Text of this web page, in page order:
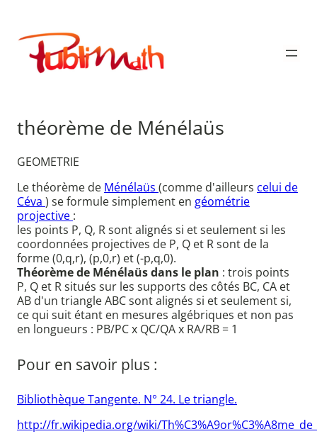
contenu
Publimath
théorème de Ménélaüs
GEOMETRIE
Le théorème de Ménélaüs (comme d'ailleurs celui de
Céva ) se formule simplement en géométrie
projective :
les points P, Q, R sont alignés si et seulement si les
coordonnées projectives de P, Q et R sont de la
forme (0,q,r), (p,0,r) et (-p,q,0).
Théorème de Ménélaüs dans le plan : trois points
P, Q et R situés sur les supports des côtés BC, CA et
AB d'un triangle ABC sont alignés si et seulement si,
ce qui suit étant en mesures algébriques et non pas
en longueurs : PB/PC x QC/QA x RA/RB = 1
Pour en savoir plus :
Bibliothèque Tangente. N° 24. Le triangle.
http://fr.wikipedia.org/wiki/